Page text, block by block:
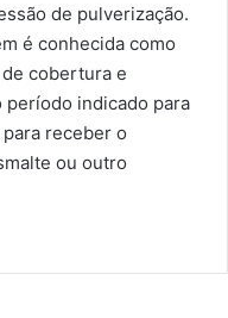
de pulverização.
é conhecida como
cobertura e
período indicado para
receber o
ou outro